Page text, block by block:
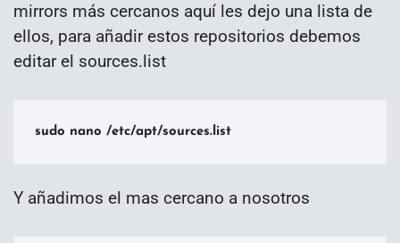
mirrors más cercanos aquí les dejo una lista de
ellos, para añadir estos repositorios debemos
editar el sources.list
sudo nano /etc/apt/sources.list
Y añadimos el mas cercano a nosotros